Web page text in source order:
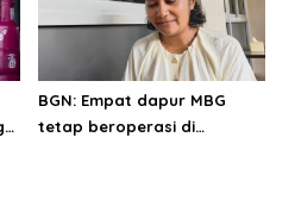
BGN: Empat dapur MBG
tetap beroperasi di